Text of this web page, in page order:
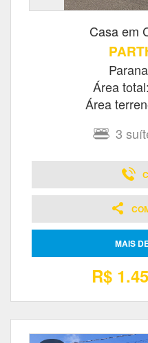
Casa em
Área
Área
3
MAIS
R$